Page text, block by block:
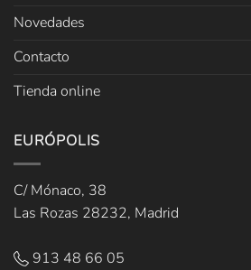
Novedades
Contacto
Tienda online
EURÓPOLIS
C/ Mónaco, 38
Las Rozas 28232, Madrid
913 48 66 05